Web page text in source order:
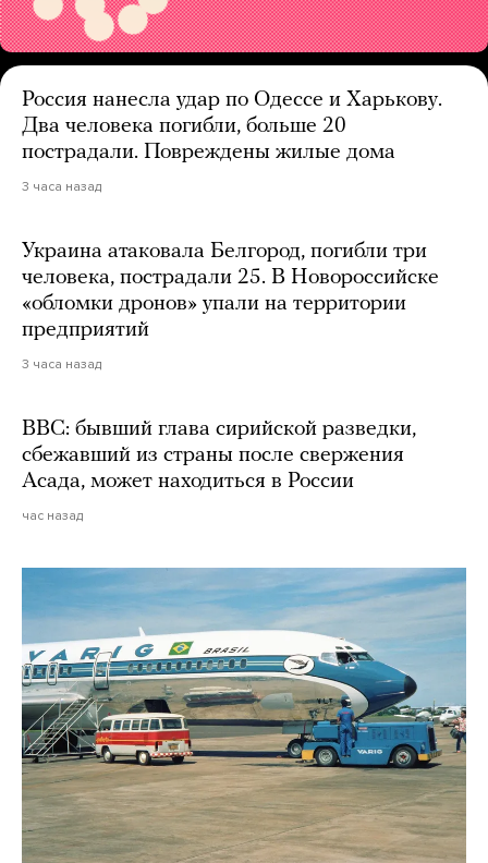
Россия нанесла удар по Одессе и Харькову.
Два человека погибли, больше 20
пострадали. Повреждены жилые дома
3 часа назад
Украина атаковала Белгород, погибли три
человека, пострадали 25. В Новороссийске
«обломки дронов» упали на территории
предприятий
3 часа назад
BBC: бывший глава сирийской разведки,
сбежавший из страны после свержения
Асада, может находиться в России
час назад